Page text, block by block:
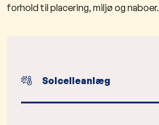
forhold til placering, miljø og naboer.
Solcelleanlæg